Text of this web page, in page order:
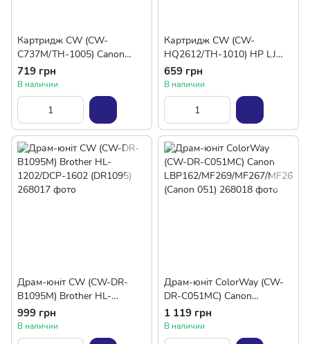
Картридж CW (CW-
C737M/TH-1005) Canon
MF211/MF212W/MF216N
(Canon 737/CF283A) + Тонер
(TH-1005) 3х60г
719 грн
В наличии
Картридж CW (CW-
HQ2612/TH-1010) HP LJ
Q2612A/Canon FX-10
Universal + Тонер (TH-1010)
3х100г
659 грн
В наличии
Драм-юніт CW (CW-DR-
B1095M) Brother HL-
1202/DCP-1602 (DR1095)
999 грн
В наличии
Драм-юніт ColorWay (CW-
DR-C051MC) Canon
LBP162/MF269/MF267/MF26
4 (Canon 051)
1 119 грн
В наличии